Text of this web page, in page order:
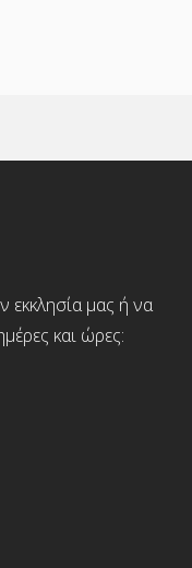
εκκλησία μας ή να
και ώρες: